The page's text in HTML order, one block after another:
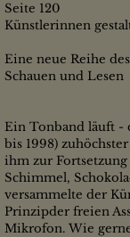
Seite 120
Künstlerinnen
Eine neue Reihe
Schauen und Lesen
Ein Tonband läuft -
bis 1998)
ihm zur
Schimmel,
versammelte der
Prinzipder freien
Mikrofon. Wie